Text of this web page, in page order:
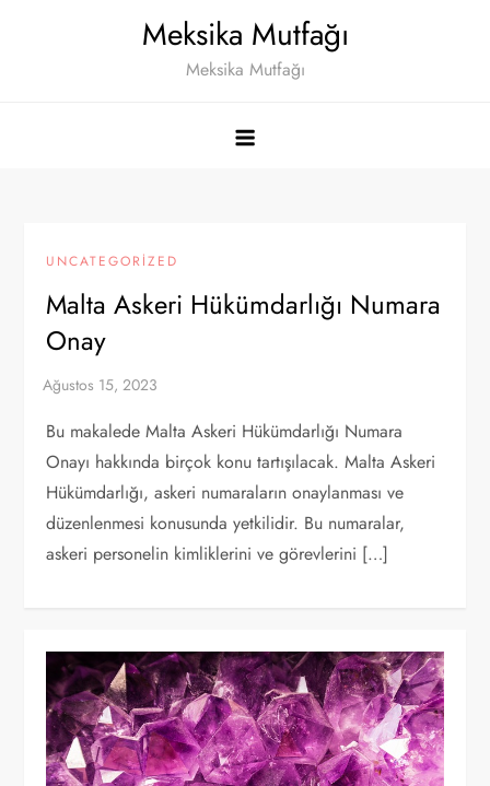
Meksika Mutfağı
Meksika Mutfağı
UNCATEGORIZED
Malta Askeri Hükümdarlığı Numara
Onay
Bu makalede Malta Askeri Hükümdarlığı Numara
Onayı hakkında birçok konu tartışılacak. Malta Askeri
Hükümdarlığı, askeri numaraların onaylanması ve
düzenlenmesi konusunda yetkilidir. Bu numaralar,
askeri personelin kimliklerini ve görevlerini […]